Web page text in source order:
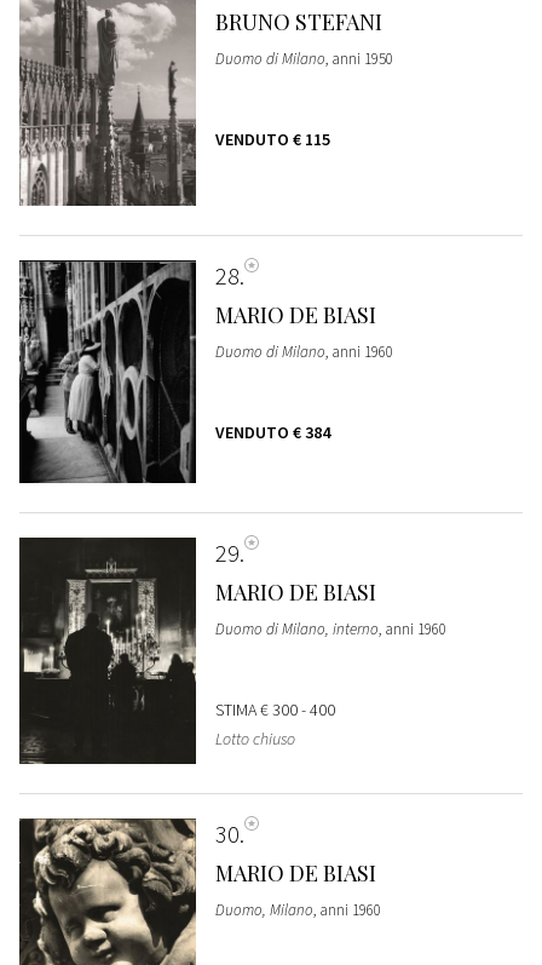
BRUNO STEFANI
Duomo di Milano, anni 1950
VENDUTO € 115
28
MARIO DE BIASI
Duomo di Milano, anni 1960
VENDUTO € 384
29
MARIO DE BIASI
Duomo di Milano, interno, anni 1960
STIMA€ 300 - 400
Lotto chiuso
30
MARIO DE BIASI
Duomo, Milano, anni 1960